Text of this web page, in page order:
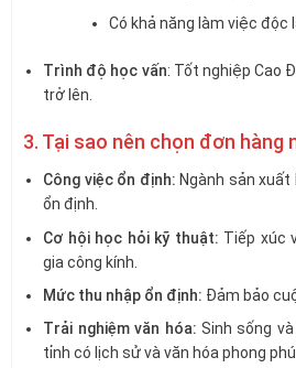
Có khả năng làm việc độc
Trình độ học vấn: Tốt nghiệp Cao
trở lên.
3. Tại sao nên chọn đơn hàng
Công việc ổn định: Ngành sản
ổn định.
Cơ hội học hỏi kỹ thuật: Tiếp xúc
gia công kính.
Mức thu nhập ổn định: Đảm bảo
Trải nghiệm văn hóa: Sinh sống
tỉnh có lịch sử và văn hóa phong